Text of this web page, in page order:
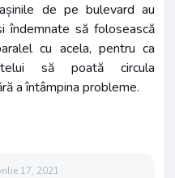
de pe bulevard au
îndemnate să folosească
cu acela, pentru ca
să poată circula
a întâmpina probleme.
17, 2021